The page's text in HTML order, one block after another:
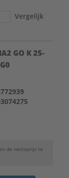
Vergelijk
GO K 25-
de nettoprijs te